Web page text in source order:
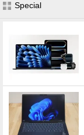
Special